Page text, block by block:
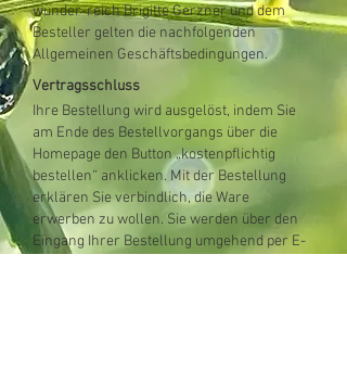
wunder-reich Brigitte Gerzner und dem
Besteller gelten die nachfolgenden
Allgemeinen Geschäftsbedingungen.
Vertragsschluss
Ihre Bestellung wird ausgelöst, indem Sie
am Ende des Bestellvorgangs über die
Homepage den Button „kostenpflichtig
bestellen“ anklicken. Mit der Bestellung
erklären Sie verbindlich, die Ware
erwerben zu wollen. Sie werden über den
Eingang Ihrer Bestellung umgehend per E-